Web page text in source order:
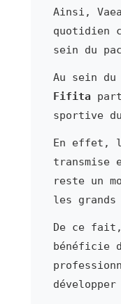
Ainsi,
quotidien
sein du
Au sein
Fifita
sportive
En effet,
transmise
reste un
les grands
De ce
bénéficie